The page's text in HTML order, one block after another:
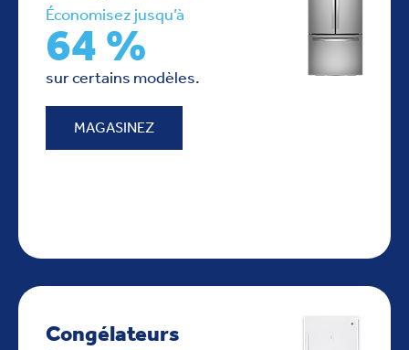
Économisez jusqu’à
64 %
sur certains modèles.
MAGASINEZ
Congélateurs